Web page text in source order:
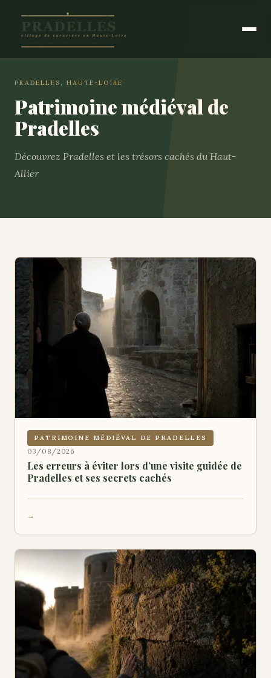
PRADELLES, HAUTE-LOIRE
Patrimoine médiéval de
Pradelles
Découvrez Pradelles et les trésors cachés du Haut-
Allier
PATRIMOINE MÉDIÉVAL DE PRADELLES
03/08/2026
Les erreurs à éviter lors d’une visite guidée de
Pradelles et ses secrets cachés